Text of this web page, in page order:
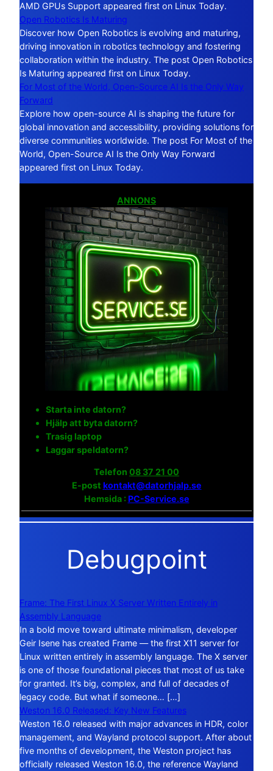
AMD GPUs Support appeared first on Linux Today.
Open Robotics Is Maturing
Discover how Open Robotics is evolving and maturing,
driving innovation in robotics technology and fostering
collaboration within the industry. The post Open Robotics
Is Maturing appeared first on Linux Today.
For Most of the World, Open-Source AI Is the Only Way
Forward
Explore how open-source AI is shaping the future for
global innovation and accessibility, providing solutions for
diverse communities worldwide. The post For Most of the
World, Open-Source AI Is the Only Way Forward
appeared first on Linux Today.
ANNONS
Starta inte datorn?
Hjälp att byta datorn?
Trasig laptop
Laggar speldatorn?
Telefon 08 37 21 00
E-post kontakt@datorhjalp.se
Hemsida : PC-Service.se
Debugpoint
Frame: The First Linux X Server Written Entirely in
Assembly Language
In a bold move toward ultimate minimalism, developer
Geir Isene has created Frame — the first X11 server for
Linux written entirely in assembly language. The X server
is one of those foundational pieces that most of us take
for granted. It’s big, complex, and full of decades of
legacy code. But what if someone… […]
Weston 16.0 Released: Key New Features
Weston 16.0 released with major advances in HDR, color
management, and Wayland protocol support. After about
five months of development, the Weston project has
officially released Weston 16.0, the reference Wayland